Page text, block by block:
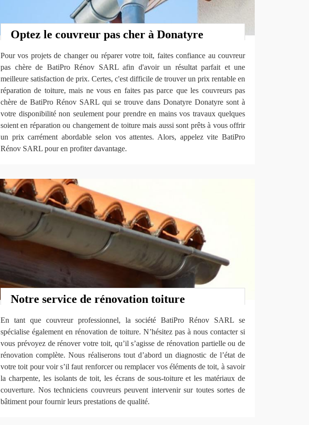
Optez le couvreur pas cher à Donatyre
Pour vos projets de changer ou réparer votre toit, faites confiance au couvreur
pas chère de BatiPro Rénov SARL afin d'avoir un résultat parfait et une
meilleure satisfaction de prix. Certes, c'est difficile de trouver un prix rentable en
réparation de toiture, mais ne vous en faites pas parce que les couvreurs pas
chère de BatiPro Rénov SARL qui se trouve dans Donatyre Donatyre sont à
votre disponibilité non seulement pour prendre en mains vos travaux quelques
soient en réparation ou changement de toiture mais aussi sont prêts à vous offrir
un prix carrément abordable selon vos attentes. Alors, appelez vite BatiPro
Rénov SARL pour en profiter davantage.
Notre service de rénovation toiture
En tant que couvreur professionnel, la société BatiPro Rénov SARL se
spécialise également en rénovation de toiture. N’hésitez pas à nous contacter si
vous prévoyez de rénover votre toit, qu’il s’agisse de rénovation partielle ou de
rénovation complète. Nous réaliserons tout d’abord un diagnostic de l’état de
votre toit pour voir s’il faut renforcer ou remplacer vos éléments de toit, à savoir
la charpente, les isolants de toit, les écrans de sous-toiture et les matériaux de
couverture. Nos techniciens couvreurs peuvent intervenir sur toutes sortes de
bâtiment pour fournir leurs prestations de qualité.